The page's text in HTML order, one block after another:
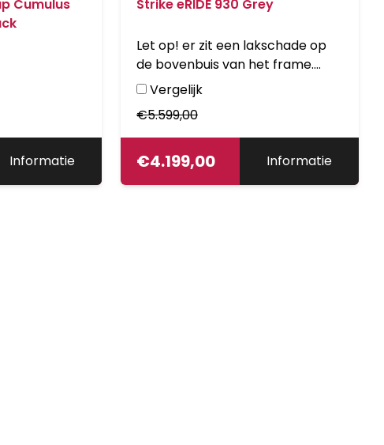
Cumulus
Informatie
Strike eRIDE 930 Grey
Let op! er zit een lakschade op
de bovenbuis van het frame.
Daardoor is deze fiets ook in prijs
verlaagd.
Vergelijk
€5.599,00
€4.199,00 Informatie